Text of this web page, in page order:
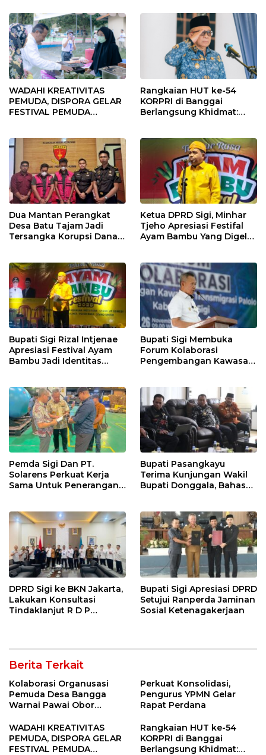
WADAHI KREATIVITAS
PEMUDA, DISPORA GELAR
FESTIVAL PEMUDA
Rangkaian HUT ke-54
KORPRI di Banggai
Berlangsung Khidmat:
Dua Mantan Perangkat
Desa Batu Tajam Jadi
Tersangka Korupsi Dana
Ketua DPRD Sigi, Minhar
Tjeho Apresiasi Festifal
Ayam Bambu Yang Digelar
Bupati Sigi Rizal Intjenae
Apresiasi Festival Ayam
Bambu Jadi Identitas
Nasional
Bupati Sigi Membuka
Forum Kolaborasi
Pengembangan Kawasan
Pemda Sigi Dan PT.
Solarens Perkuat Kerja
Sama Untuk Penerangan
Bupati Pasangkayu
Terima Kunjungan Wakil
Bupati Donggala, Bahas
DPRD Sigi ke BKN Jakarta,
Lakukan Konsultasi
Tindaklanjut R D P
Bupati Sigi Apresiasi DPRD
Setujui Ranperda Jaminan
Sosial Ketenagakerjaan
Berita Terkait
Kolaborasi Organusasi
Pemuda Desa Bangga
Warnai Pawai Obor
2026
Perkuat Konsolidasi,
Pengurus YPMN Gelar
Rapat Perdana
WADAHI KREATIVITAS
PEMUDA, DISPORA GELAR
FESTIVAL PEMUDA
Rangkaian HUT ke-54
KORPRI di Banggai
Berlangsung Khidmat: